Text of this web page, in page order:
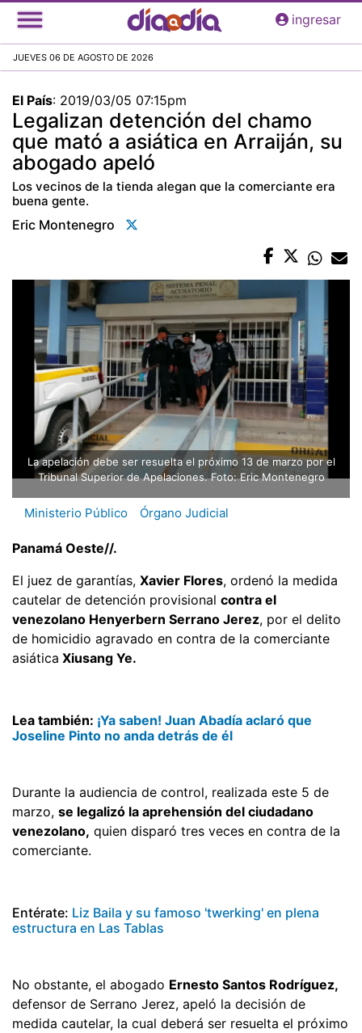
Pasar
al
principal
ingresar
JUEVES 06 DE AGOSTO DE 2026
El País: 2019/03/05 07:15pm
Legalizan detención del chamo
que mató a asiática en Arraiján, su
abogado apeló
Los vecinos de la tienda alegan que la comerciante era
buena gente.
Eric Montenegro
La apelación debe ser resuelta el próximo 13 de marzo por el
Tribunal Superior de Apelaciones. Foto: Eric Montenegro
Ministerio Público Órgano Judicial
Panamá Oeste//.
El juez de garantías, Xavier Flores, ordenó la medida
cautelar de detención provisional contra el
venezolano Henyerbern Serrano Jerez, por el delito
de homicidio agravado en contra de la comerciante
asiática Xiusang Ye.
Lea también: ¡Ya saben! Juan Abadía aclaró que
Joseline Pinto no anda detrás de él
Durante la audiencia de control, realizada este 5 de
marzo, se legalizó la aprehensión del ciudadano
venezolano, quien disparó tres veces en contra de la
comerciante.
Entérate: Liz Baila y su famoso 'twerking' en plena
estructura en Las Tablas
No obstante, el abogado Ernesto Santos Rodríguez,
defensor de Serrano Jerez, apeló la decisión de
medida cautelar, la cual deberá ser resuelta el próximo